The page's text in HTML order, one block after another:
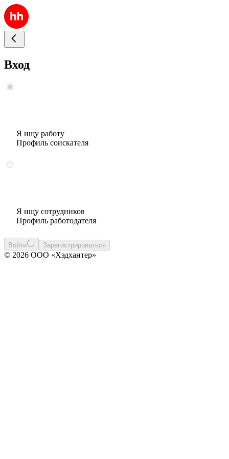
Вход
Я ищу работу
Профиль соискателя
Я ищу сотрудников
Профиль работодателя
Войти Зарегистрироваться
© 2026 ООО «Хэдхантер»